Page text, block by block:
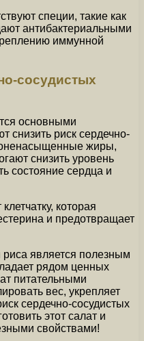
специи, такие как
антибактериальными
иммунной
сосудистых
основными
снизить риск сердечно-
жиры,
снизить уровень
состояние сердца и
которая
и предотвращает
является полезным
рядом ценных
питательными
вес, укрепляет
сердечно-сосудистых
этот салат и
свойствами!